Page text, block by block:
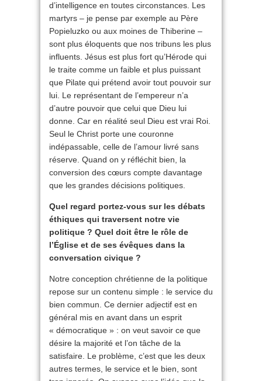
d’intelligence en toutes circonstances. Les
martyrs – je pense par exemple au Père
Popieluzko ou aux moines de Thiberine –
sont plus éloquents que nos tribuns les plus
influents. Jésus est plus fort qu’Hérode qui
le traite comme un faible et plus puissant
que Pilate qui prétend avoir tout pouvoir sur
lui. Le représentant de l’empereur n’a
d’autre pouvoir que celui que Dieu lui
donne. Car en réalité seul Dieu est vrai Roi.
Seul le Christ porte une couronne
indépassable, celle de l’amour livré sans
réserve. Quand on y réfléchit bien, la
conversion des cœurs compte davantage
que les grandes décisions politiques.
Quel regard portez-vous sur les débats
éthiques qui traversent notre vie
politique ? Quel doit être le rôle de
l’Église et de ses évêques dans la
conversation civique ?
Notre conception chrétienne de la politique
repose sur un contenu simple : le service du
bien commun. Ce dernier adjectif est en
général mis en avant dans un esprit
« démocratique » : on veut savoir ce que
désire la majorité et l’on tâche de la
satisfaire. Le problème, c’est que les deux
autres termes, le service et le bien, sont